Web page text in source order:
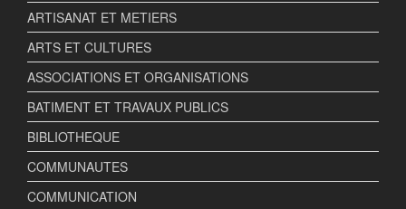
ARTISANAT ET METIERS
ARTS ET CULTURES
ASSOCIATIONS ET ORGANISATIONS
BATIMENT ET TRAVAUX PUBLICS
BIBLIOTHEQUE
COMMUNAUTES
COMMUNICATION